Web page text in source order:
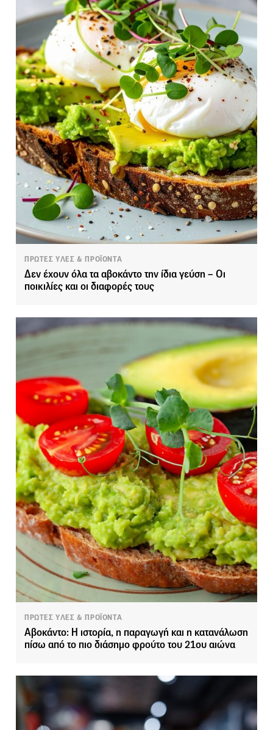
ΠΡΩΤΕΣ ΥΛΕΣ & ΠΡΟΪΟΝΤΑ
Δεν έχουν όλα τα αβοκάντο την ίδια γεύση – Οι
ποικιλίες και οι διαφορές τους
ΠΡΩΤΕΣ ΥΛΕΣ & ΠΡΟΪΟΝΤΑ
Αβοκάντο: Η ιστορία, η παραγωγή και η κατανάλωση
πίσω από το πιο διάσημο φρούτο του 21ου αιώνα